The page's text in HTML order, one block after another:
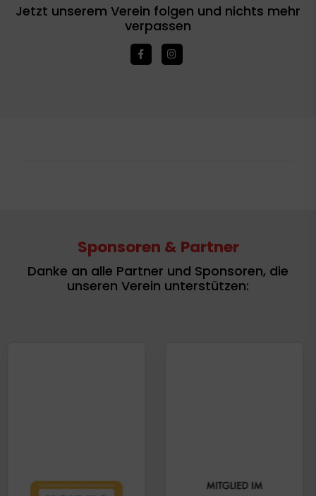
Jetzt unserem Verein folgen und nichts mehr
verpassen
Sponsoren & Partner
Danke an alle Partner und Sponsoren, die
unseren Verein unterstützen: